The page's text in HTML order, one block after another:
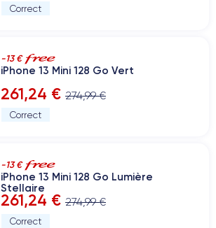
Correct
-13 €
iPhone 13 Mini 128 Go Vert
261,24 € 274,99 €
Correct
-13 €
iPhone 13 Mini 128 Go Lumière
Stellaire
261,24 € 274,99 €
Correct